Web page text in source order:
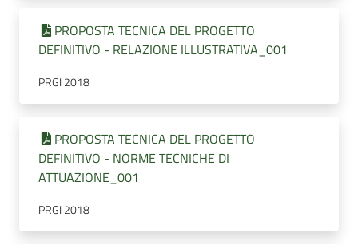
PROPOSTA TECNICA DEL PROGETTO
DEFINITIVO - RELAZIONE ILLUSTRATIVA_001
PRGI 2018
PROPOSTA TECNICA DEL PROGETTO
DEFINITIVO - NORME TECNICHE DI
ATTUAZIONE_001
PRGI 2018